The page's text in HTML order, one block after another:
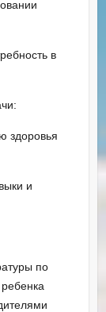
в
здоровья
и
по